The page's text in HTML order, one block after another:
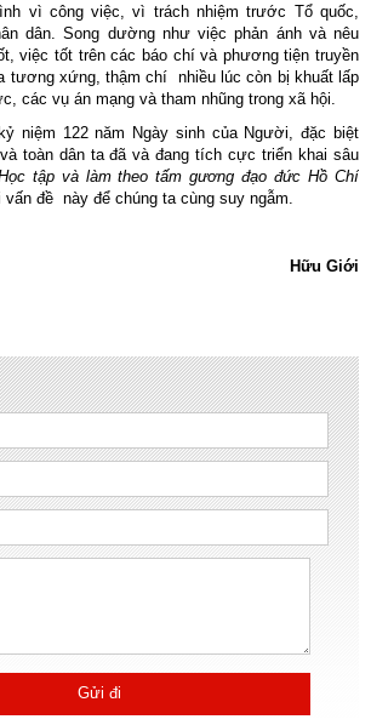
vì công việc, vì trách nhiệm trước Tổ quốc,
dân. Song dường như việc phản ánh và nêu
việc tốt trên các báo chí và phương tiện truyền
tương xứng, thậm chí nhiều lúc còn bị khuất lấp
các vụ án mạng và tham nhũng trong xã hội.
niệm 122 năm Ngày sinh của Người, đặc biệt
toàn dân ta đã và đang tích cực triển khai sâu
tập và làm theo tấm gương đạo đức Hồ Chí
đề này để chúng ta cùng suy ngẫm.
Hữu Giới
Gửi đi